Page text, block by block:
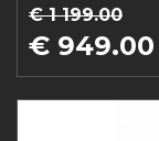
€ 1 199.00
€ 949.00